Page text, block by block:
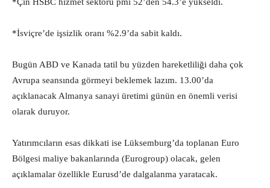
*İsviçre’de işsizlik oranı %2.9’da sabit kaldı.
Bugün ABD ve Kanada tatil bu yüzden hareketliliği daha çok
Avrupa seansında görmeyi beklemek lazım. 13.00’da
açıklanacak Almanya sanayi üretimi günün en önemli verisi
olarak duruyor.
Yatırımcıların esas dikkati ise Lüksemburg’da toplanan Euro
Bölgesi maliye bakanlarında (Eurogroup) olacak, gelen
açıklamalar özellikle Eurusd’de dalgalanma yaratacak.